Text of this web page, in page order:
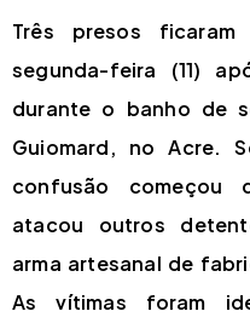
Três presos
segunda-feira (11)
durante o banho de
Guiomard, no Acre.
confusão começou
atacou outros
arma artesanal de
As vítimas foram